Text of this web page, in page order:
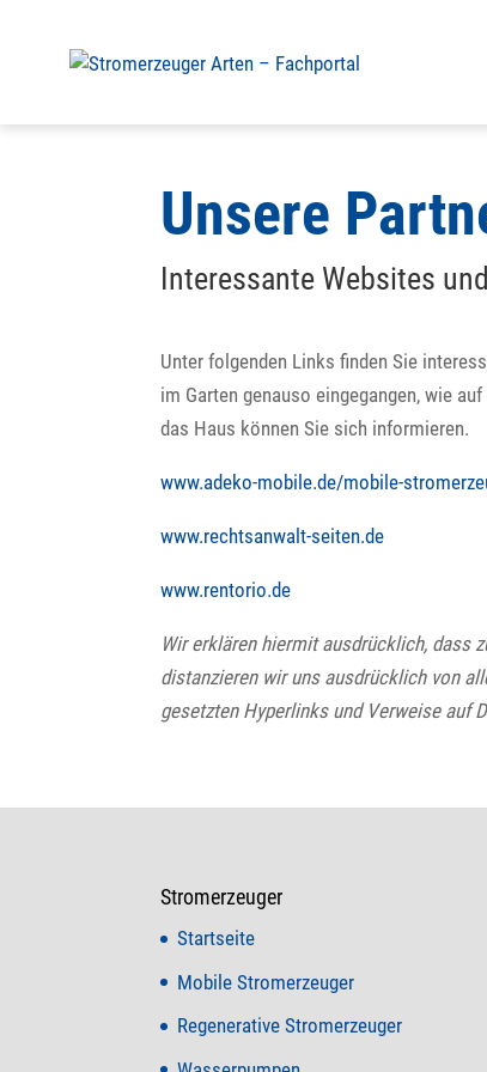
Unsere
Interessante Websites
Unter folgenden Links finden Sie
im Garten genauso eingegangen, wie
das Haus können Sie sich informieren.
www.adeko-mobile.de/mobile-
www.rechtsanwalt-seiten.de
www.rentorio.de
Wir erklären hiermit ausdrücklich, dass
distanzieren wir uns ausdrücklich von
gesetzten Hyperlinks und Verweise auf
Stromerzeuger
Startseite
Mobile Stromerzeuger
Regenerative Stromerzeuger